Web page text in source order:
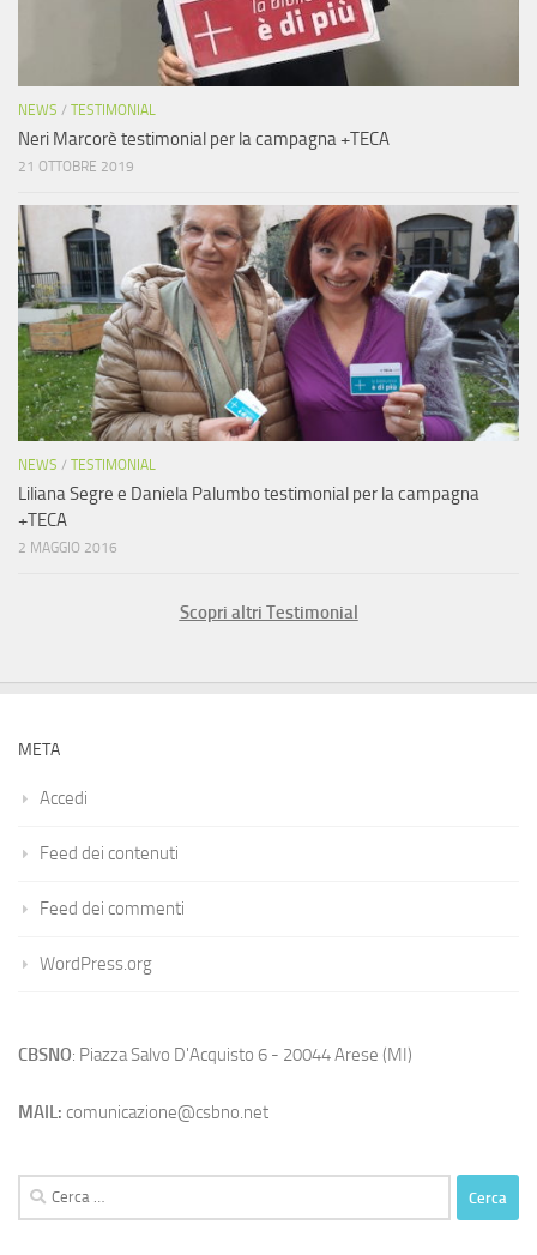
NEWS / TESTIMONIAL
Neri Marcorè testimonial per la campagna +TECA
21 OTTOBRE 2019
NEWS / TESTIMONIAL
Liliana Segre e Daniela Palumbo testimonial per la campagna
+TECA
2 MAGGIO 2016
Scopri altri Testimonial
META
Accedi
Feed dei contenuti
Feed dei commenti
WordPress.org
CBSNO: Piazza Salvo D'Acquisto 6 - 20044 Arese (MI)
MAIL: comunicazione@csbno.net
Ricerca
per: